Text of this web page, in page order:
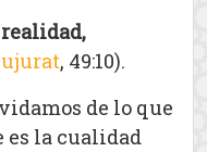
, 49:10).
de lo que
la cualidad